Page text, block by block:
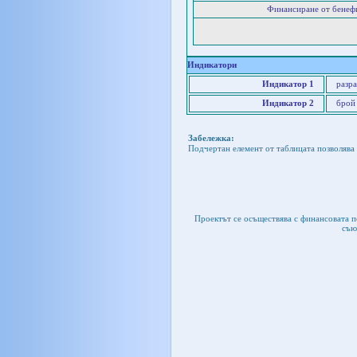
Финансиране от
Индикатори
Индикатор 1
Индикатор 2 брой
Забележка:
Подчертан елемент от таблицата
Проектът се осъществява с финансовата